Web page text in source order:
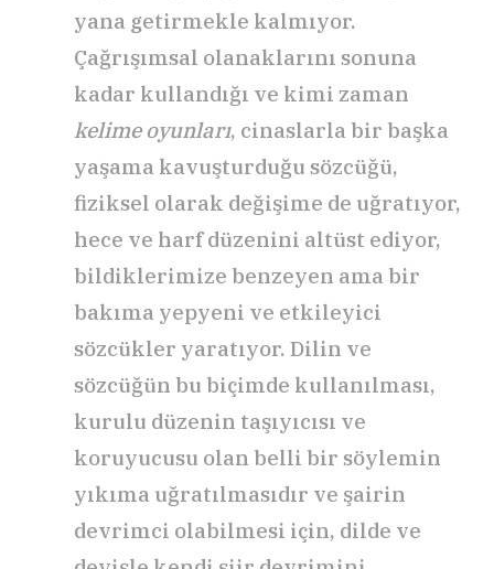
yana getirmekle kalmıyor.
Çağrışımsal olanaklarını sonuna
kadar kullandığı ve kimi zaman
kelime oyunları, cinaslarla bir başka
yaşama kavuşturduğu sözcüğü,
fiziksel olarak değişime de uğratıyor,
hece ve harf düzenini altüst ediyor,
bildiklerimize benzeyen ama bir
bakıma yepyeni ve etkileyici
sözcükler yaratıyor. Dilin ve
sözcüğün bu biçimde kullanılması,
kurulu düzenin taşıyıcısı ve
koruyucusu olan belli bir söylemin
yıkıma uğratılmasıdır ve şairin
devrimci olabilmesi için, dilde ve